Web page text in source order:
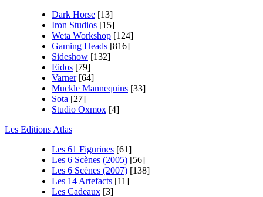
Dark Horse [13]
Iron Studios [15]
Weta Workshop [124]
Gaming Heads [816]
Sideshow [132]
Eidos [79]
Varner [64]
Muckle Mannequins [33]
Sota [27]
Studio Oxmox [4]
Les Editions Atlas
Les 61 Figurines [61]
Les 6 Scènes (2005) [56]
Les 6 Scènes (2007) [138]
Les 14 Artefacts [11]
Les Cadeaux [3]